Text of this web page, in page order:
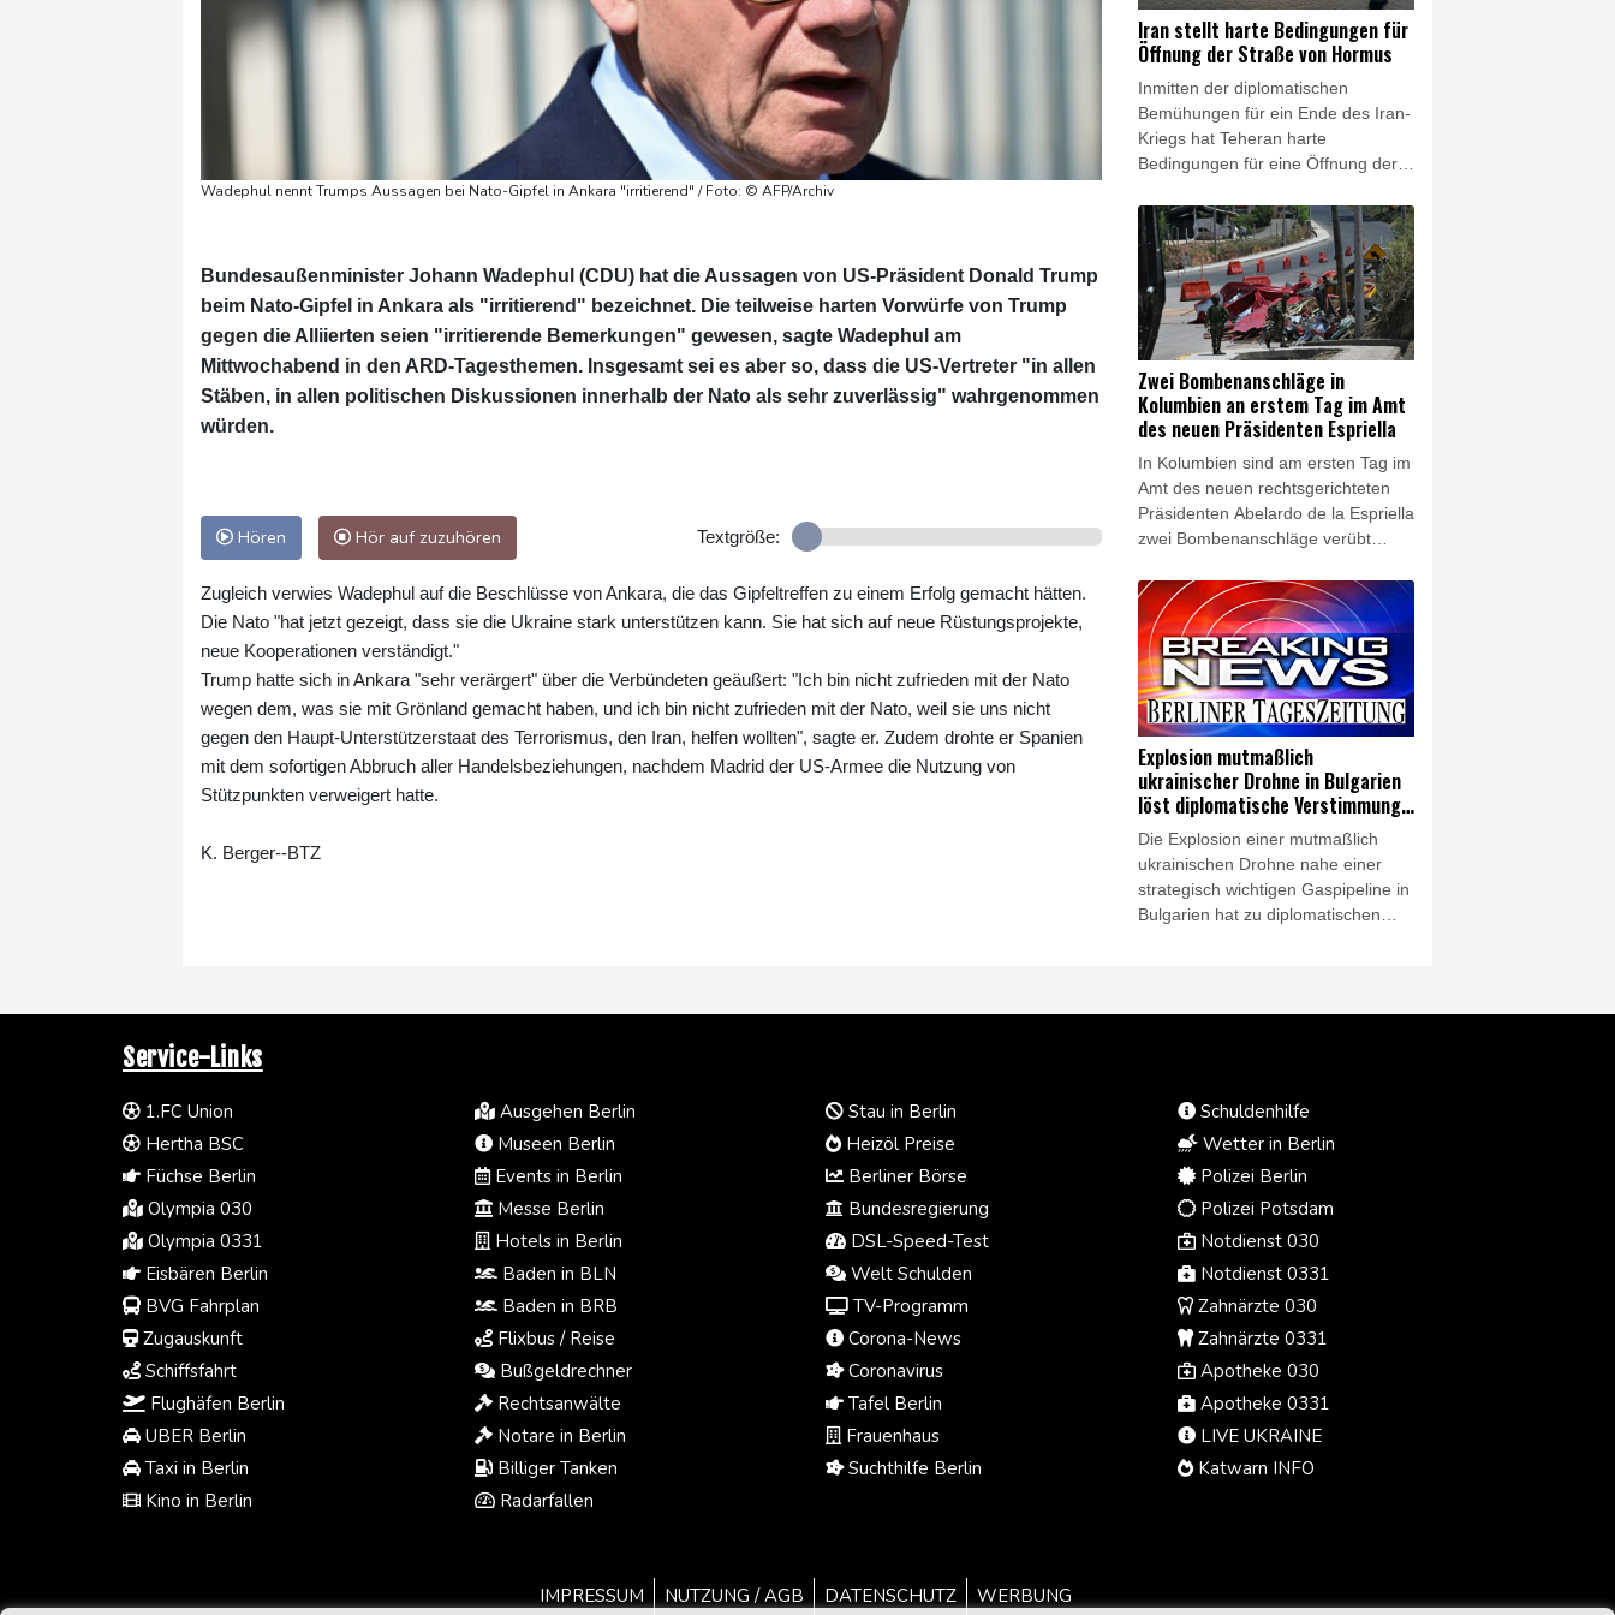
Wadephul nennt Trumps Aussagen bei Nato-Gipfel in Ankara "irritierend" / Foto: © AFP/Archiv
Bundesaußenminister Johann Wadephul (CDU) hat die Aussagen von US-Präsident Donald Trump
beim Nato-Gipfel in Ankara als "irritierend" bezeichnet. Die teilweise harten Vorwürfe von Trump
gegen die Alliierten seien "irritierende Bemerkungen" gewesen, sagte Wadephul am
Mittwochabend in den ARD-Tagesthemen. Insgesamt sei es aber so, dass die US-Vertreter "in allen
Stäben, in allen politischen Diskussionen innerhalb der Nato als sehr zuverlässig" wahrgenommen
würden.
Hören Hör auf zuzuhören Textgröße:
Zugleich verwies Wadephul auf die Beschlüsse von Ankara, die das Gipfeltreffen zu einem Erfolg gemacht hätten.
Die Nato "hat jetzt gezeigt, dass sie die Ukraine stark unterstützen kann. Sie hat sich auf neue Rüstungsprojekte,
neue Kooperationen verständigt."
Trump hatte sich in Ankara "sehr verärgert" über die Verbündeten geäußert: "Ich bin nicht zufrieden mit der Nato
wegen dem, was sie mit Grönland gemacht haben, und ich bin nicht zufrieden mit der Nato, weil sie uns nicht
gegen den Haupt-Unterstützerstaat des Terrorismus, den Iran, helfen wollten", sagte er. Zudem drohte er Spanien
mit dem sofortigen Abbruch aller Handelsbeziehungen, nachdem Madrid der US-Armee die Nutzung von
Stützpunkten verweigert hatte.
K. Berger--BTZ
ein Kriegsschauplatz und nicht nur
eine Wasserstraße."
Iran stellt harte Bedingungen für
Öffnung der Straße von Hormus
Inmitten der diplomatischen
Bemühungen für ein Ende des Iran-
Kriegs hat Teheran harte
Bedingungen für eine Öffnung der
Außenminister Abbas Araghtschi
forderte am Samstag unter
anderem "Entschädigungen" für
Verstöße der USA gegen das im
Juni besiegelte Rahmenabkommen
zwischen Teheran und Washington.
Der Chef des Nationalen
Sicherheitsrats, Mohammad Bagher
Solghadr, legte eine ganze Liste an
Bedingungen für ein Ende der
Blockade der strategisch wichtigen
Meerenge vor.
Zwei Bombenanschläge in
Kolumbien an erstem Tag im Amt
des neuen Präsidenten Espriella
In Kolumbien sind am ersten Tag im
Amt des neuen rechtsgerichteten
Präsidenten Abelardo de la Espriella
zwei Bombenanschläge verübt
verschiedenen Teilen des Landes
wurde am Samstag mindestens ein
Polizist getötet, wie die Armee
mitteilte. Weitere Menschen seien
verletzt worden.
Explosion mutmaßlich
ukrainischer Drohne in Bulgarien
löst diplomatische Verstimmung
aus
Die Explosion einer mutmaßlich
ukrainischen Drohne nahe einer
strategisch wichtigen Gaspipeline in
Bulgarien hat zu diplomatischen
das bulgarische
ukrainischen Streitkräften "häufig
verwendet" werde. Außenministerin
Welislawa Petrowa bestellte
daraufhin die ukrainische
Botschafterin für Montag ein. Kiew
bestritt, vorsätzlich ein Fluggerät
nach Bulgarien gelenkt zu haben.
Service-Links
1.FC Union
Hertha BSC
Füchse Berlin
Olympia 030
Olympia 0331
Eisbären Berlin
BVG Fahrplan
Zugauskunft
Schiffsfahrt
Flughäfen Berlin
UBER Berlin
Taxi in Berlin
Kino in Berlin
Ausgehen Berlin
Museen Berlin
Events in Berlin
Messe Berlin
Hotels in Berlin
Baden in BLN
Baden in BRB
Flixbus / Reise
Bußgeldrechner
Rechtsanwälte
Notare in Berlin
Billiger Tanken
Radarfallen
Stau in Berlin
Heizöl Preise
Berliner Börse
Bundesregierung
DSL-Speed-Test
Welt Schulden
TV-Programm
Corona-News
Coronavirus
Tafel Berlin
Frauenhaus
Suchthilfe Berlin
Schuldenhilfe
Wetter in Berlin
Polizei Berlin
Polizei Potsdam
Notdienst 030
Notdienst 0331
Zahnärzte 030
Zahnärzte 0331
Apotheke 030
Apotheke 0331
LIVE UKRAINE
Katwarn INFO
IMPRESSUM NUTZUNG / AGB DATENSCHUTZ WERBUNG